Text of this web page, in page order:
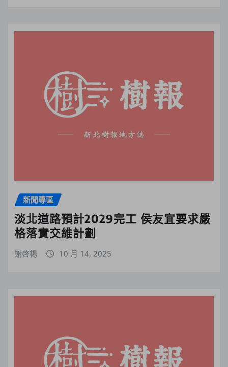
新聞專區
淡北道路預計2029完工 侯友宜要求嚴
格落實交維計劃
謝啓楊 10 月 14, 2025